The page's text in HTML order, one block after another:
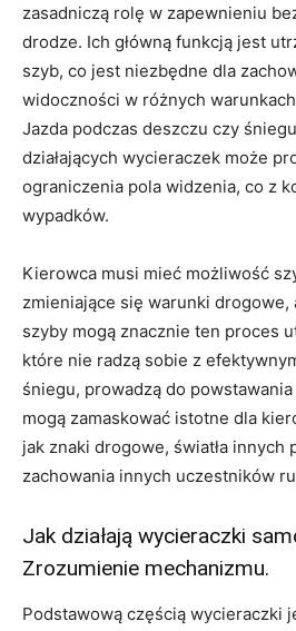
zasadniczą rolę w zapewnieniu
drodze. Ich główną funkcją jest
szyb, co jest niezbędne dla
widoczności w różnych
Jazda podczas deszczu czy
działających wycieraczek może
ograniczenia pola widzenia, co z
wypadków.
Kierowca musi mieć możliwość
zmieniające się warunki drogowe,
szyby mogą znacznie ten proces
które nie radzą sobie z
śniegu, prowadzą do
mogą zamaskować istotne dla
jak znaki drogowe, światła innych
zachowania innych uczestników
Jak działają wycieraczki
Zrozumienie mechanizmu.
Podstawową częścią wycieraczki